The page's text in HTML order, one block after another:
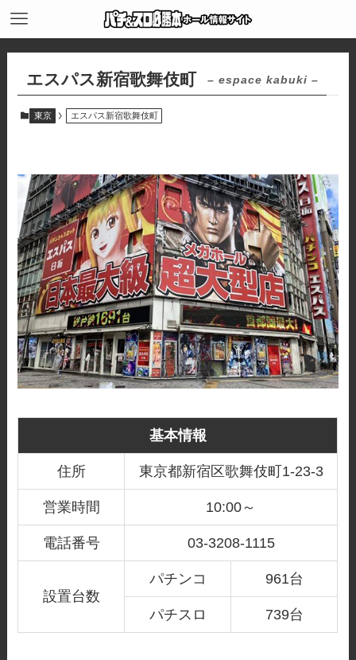
エスパス新宿歌舞伎町 – espace kabuki –
東京 エスパス新宿歌舞伎町
基本情報
住所 東京都新宿区歌舞伎町1-23-3
営業時間 10:00～
電話番号 03-3208-1115
設置台数
パチンコ 961台
パチスロ 739台